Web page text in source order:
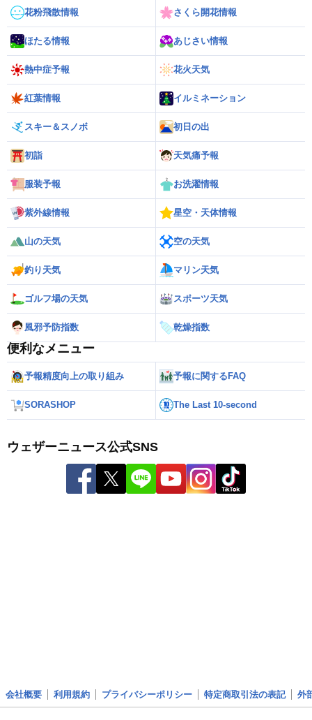
花粉飛散情報 さくら開花情報
ほたる情報 あじさい情報
熱中症予報 花火天気
紅葉情報 イルミネーション
スキー＆スノボ 初日の出
初詣 天気痛予報
服装予報 お洗濯情報
紫外線情報 星空・天体情報
山の天気 空の天気
釣り天気 マリン天気
ゴルフ場の天気 スポーツ天気
風邪予防指数 乾燥指数
便利なメニュー
予報精度向上の取り組み 予報に関するFAQ
SORASHOP The Last 10-second
ウェザーニュース公式SNS
会社概要 利用規約 プライバシーポリシー 特定商取引法の表記 外